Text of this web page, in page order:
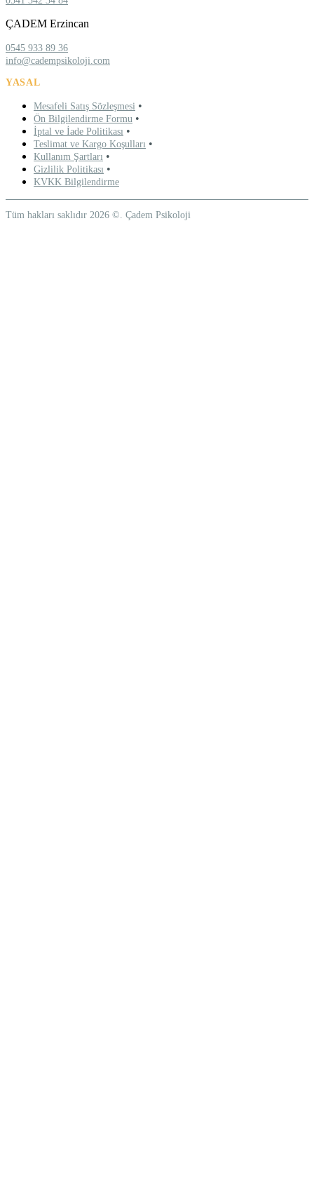
ÇADEM Erzincan
0545 933 89 36
info@cadempsikoloji.com
YASAL
Mesafeli Satış Sözleşmesi •
Ön Bilgilendirme Formu •
İptal ve İade Politikası •
Teslimat ve Kargo Koşulları •
Kullanım Şartları •
Gizlilik Politikası •
KVKK Bilgilendirme
Tüm hakları saklıdır 2026 ©. Çadem Psikoloji